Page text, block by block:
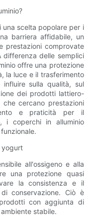
una scelta popolare per i
barriera affidabile, un
prestazioni comprovate
differenza delle semplici
offre una protezione
la luce e il trasferimento
sulla qualità, sul
dei prodotti lattiero-
cercano prestazioni
e praticità per il
i coperchi in alluminio
yogurt
all'ossigeno e alla
una protezione quasi
la consistenza e il
conservazione. Ciò è
con aggiunta di
stabile.